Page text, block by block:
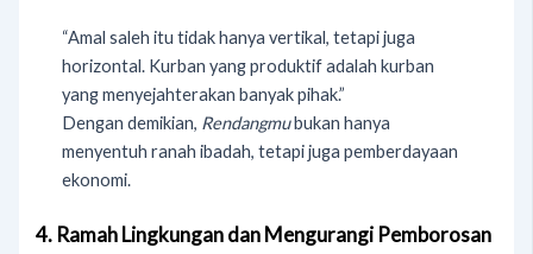
“Amal saleh itu tidak hanya vertikal, tetapi juga
horizontal. Kurban yang produktif adalah kurban
yang menyejahterakan banyak pihak.”
Dengan demikian, Rendangmubukan hanya
menyentuh ranah ibadah, tetapi juga pemberdayaan
ekonomi.
4. Ramah Lingkungan dan Mengurangi Pemborosan